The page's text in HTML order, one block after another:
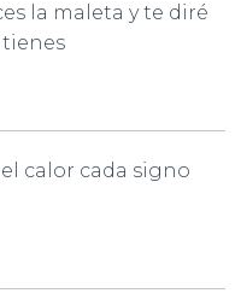
la maleta y te diré
calor cada signo